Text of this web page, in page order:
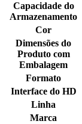
Capacidade do
Armazenamento
Cor
Dimensões do
Produto com
Embalagem
Formato
Interface do HD
Linha
Marca